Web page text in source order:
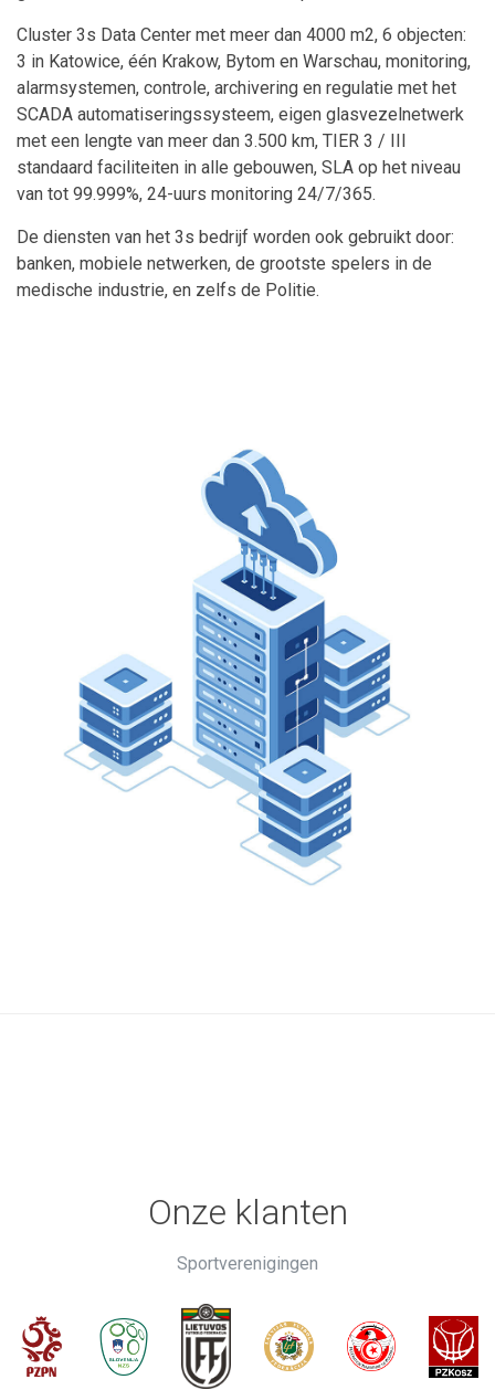
Cluster 3s Data Center met meer dan 4000 m2, 6 objecten:
3 in Katowice, één Krakow, Bytom en Warschau, monitoring,
alarmsystemen, controle, archivering en regulatie met het
SCADA automatiseringssysteem, eigen glasvezelnetwerk
met een lengte van meer dan 3.500 km, TIER 3 / III
standaard faciliteiten in alle gebouwen, SLA op het niveau
van tot 99.999%, 24-uurs monitoring 24/7/365.
De diensten van het 3s bedrijf worden ook gebruikt door:
banken, mobiele netwerken, de grootste spelers in de
medische industrie, en zelfs de Politie.
Onze klanten
Sportverenigingen